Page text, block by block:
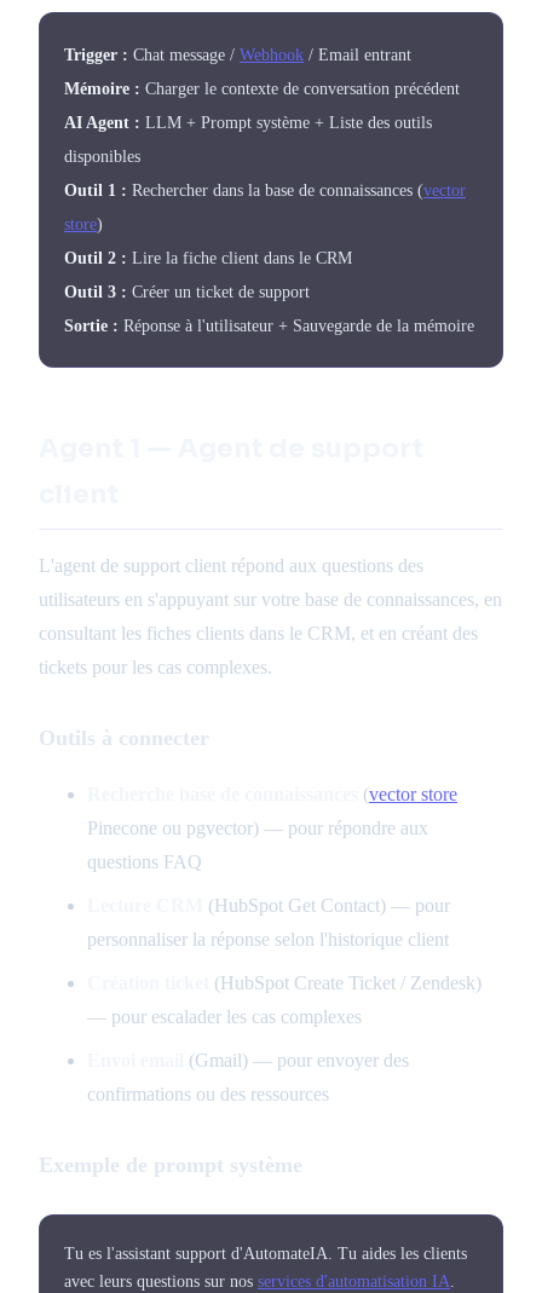
Trigger : Chat message / Webhook / Email entrant
Mémoire : Charger le contexte de conversation précédent
AI Agent : LLM + Prompt système + Liste des outils
disponibles
Outil 1 : Rechercher dans la base de connaissances (vector
store)
Outil 2 : Lire la fiche client dans le CRM
Outil 3 : Créer un ticket de support
Sortie : Réponse à l'utilisateur + Sauvegarde de la mémoire
L'agent de support client répond aux questions des
utilisateurs en s'appuyant sur votre base de connaissances, en
consultant les fiches clients dans le CRM, et en créant des
tickets pour les cas complexes.
Outils à connecter
(vector store
Pinecone ou pgvector) — pour répondre aux
questions FAQ
(HubSpot Get Contact) — pour
personnaliser la réponse selon l'historique client
(HubSpot Create Ticket / Zendesk)
— pour escalader les cas complexes
(Gmail) — pour envoyer des
confirmations ou des ressources
Exemple de prompt système
Tu es l'assistant support d'AutomateIA. Tu aides les clients
avec leurs questions sur nos services d'automatisation IA.